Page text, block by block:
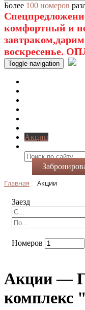
Более 100 номеров
комфортный и
воскресенье.
Toggle navigation
Акции
Главная Акции
Заезд
Номеров
Акции —
комплекс